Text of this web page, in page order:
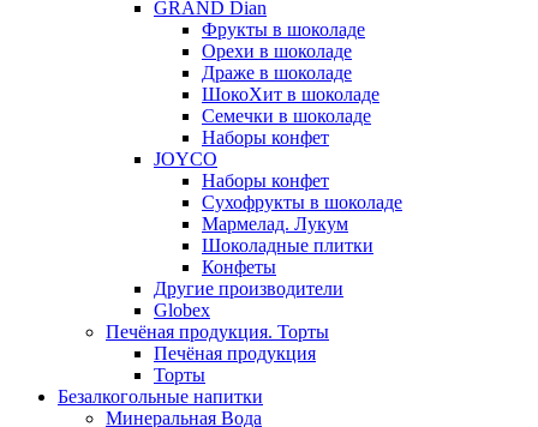
GRAND Dian
Фрукты в шоколаде
Орехи в шоколаде
Драже в шоколаде
ШокоХит в шоколаде
Семечки в шоколаде
Наборы конфет
JOYCO
Наборы конфет
Сухофрукты в шоколаде
Мармелад. Лукум
Шоколадные плитки
Конфеты
Другие производители
Globex
Печёная продукция. Торты
Печёная продукция
Торты
Безалкогольные напитки
Минеральная Вода